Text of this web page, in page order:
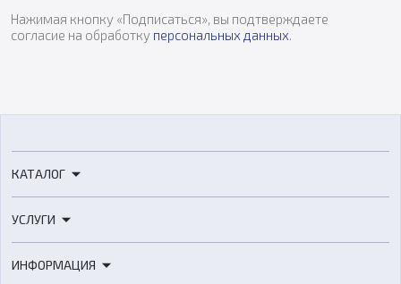
Нажимая кнопку «Подписаться», вы подтверждаете
согласие на обработку персональных данных.
КАТАЛОГ
3D-сканеры
Расходные материалы
УСЛУГИ
3D-моделирование
ИНФОРМАЦИЯ